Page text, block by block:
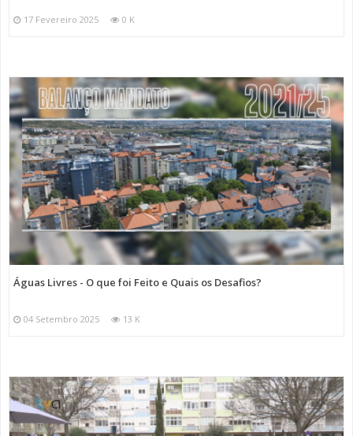
17 Fevereiro 2025 0 K
Águas Livres - O que foi Feito e Quais os Desafios?
04 Setembro 2025 13 K